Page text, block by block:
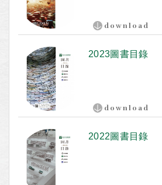
download
2023圖書目錄
download
2022圖書目錄